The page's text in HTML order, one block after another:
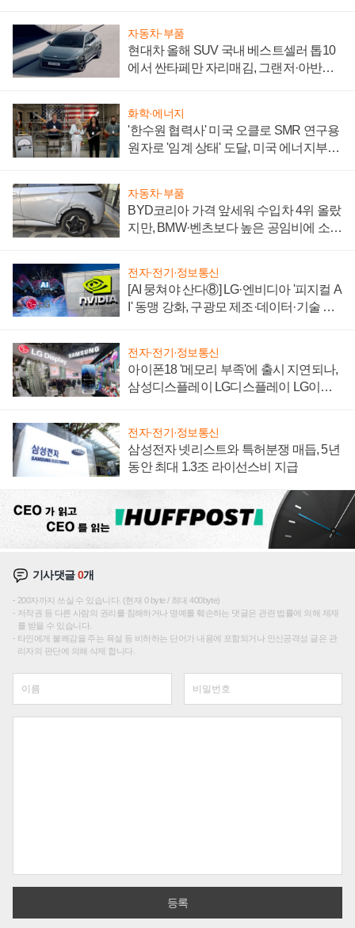
자동차·부품
현대차 올해 SUV 국내 베스트셀러 톱10
에서 싼타페만 자리매김, 그랜저·아반떼
화학·에너지
'한수원 협력사' 미국 오클로 SMR 연구용
원자로 '임계 상태' 도달, 미국 에너지부
자동차·부품
BYD코리아 가격 앞세워 수입차 4위 올랐
지만, BMW·벤츠보다 높은 공임비에 소비
전자·전기·정보통신
[AI 뭉쳐야 산다⑧] LG·엔비디아 '피지컬 A
I' 동맹 강화, 구광모 제조·데이터·기술 결
전자·전기·정보통신
아이폰18 '메모리 부족'에 출시 지연되나,
삼성디스플레이 LG디스플레이 LG이노
전자·전기·정보통신
삼성전자 넷리스트와 특허분쟁 매듭, 5년
동안 최대 1.3조 라이선스비 지급
기사댓글0개
200자까지 쓰실 수 있습니다. (현재 0 byte / 최대 400byte)
저작권 등 다른 사람의 권리를 침해하거나 명예를 훼손하는 댓글은 관련 법률에 의해 제재
를 받을 수 있습니다.
타인에게 불쾌감을 주는 욕설 등 비하하는 단어가 내용에 포함되거나 인신공격성 글은 관
리자의 판단에 의해 삭제 합니다.